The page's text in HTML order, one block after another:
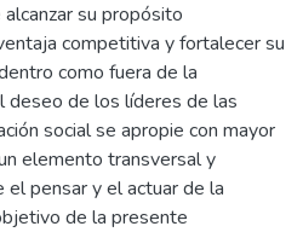
su propósito
competitiva y fortalecer su
como fuera de la
deseo de los líderes de las
social se apropie con mayor
elemento transversal y
pensar y el actuar de la
de la presente